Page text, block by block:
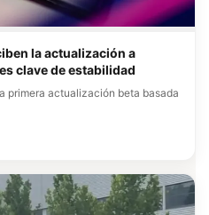
la actualización a
clave de estabilidad
primera actualización beta basada